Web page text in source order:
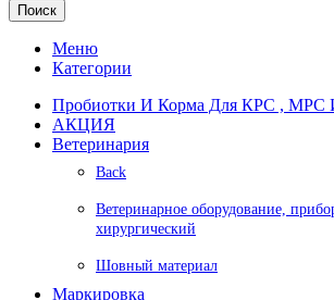
Поиск
Меню
Категории
Пробиотки И Корма Для КРС , МРС
АКЦИЯ
Ветеринария
Back
Ветеринарное оборудование,
хирургический
Шовный материал
Маркировка